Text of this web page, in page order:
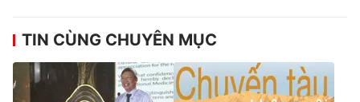
TIN CÙNG CHUYÊN MỤC